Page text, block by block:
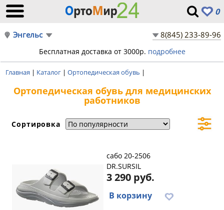
0
Энгельс 8(845) 233-89-96
Бесплатная доставка от 3000р. подробнее
Главная | Каталог | Ортопедическая обувь |
Ортопедическая обувь для медицинских
работников
Сортировка
сабо 20-2506
DR.SURSIL
3 290 руб.
В корзину